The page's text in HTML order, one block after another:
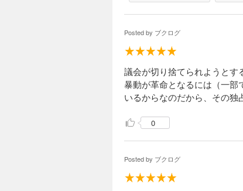
シェーヌ親爺
派の追放を叫
Posted by ブクログ
議会が切り捨てられようとす
暴動が革命となるには（一部
いるからなのだから、その
0
Posted by ブクログ